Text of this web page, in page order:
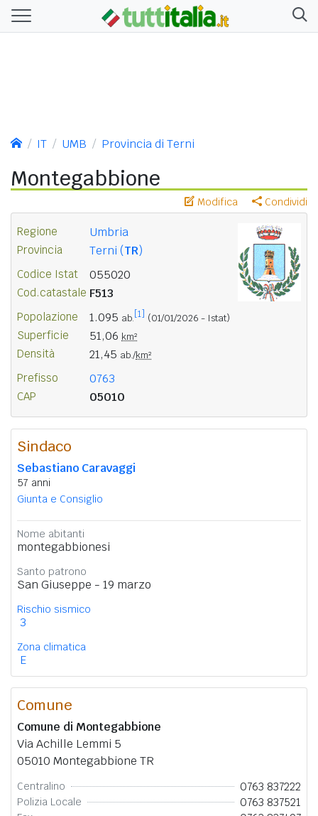
IT UMB Provincia di Terni
Montegabbione
Modifica Condividi
Regione Umbria
Provincia Terni (TR)
Codice Istat 055020
Cod.catastale F513
Popolazione 1.095 ab. [1] (01/01/2026 - Istat)
Superficie 51,06 km²
Densità 21,45 ab./km²
Prefisso 0763
CAP 05010
Sindaco
Sebastiano Caravaggi
57 anni
Giunta e Consiglio
Nome abitanti
montegabbionesi
Santo patrono
San Giuseppe - 19 marzo
Rischio sismico
3
Zona climatica
E
Comune
Comune di Montegabbione
Via Achille Lemmi 5
05010 Montegabbione TR
Centralino 0763 837222
Polizia Locale 0763 837521